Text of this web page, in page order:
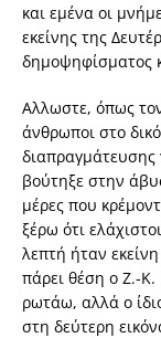
και εμένα οι
εκείνης της
δημοψηφίσματος
Αλλωστε, όπως
άνθρωποι στο
διαπραγμάτευσης
βούτηξε στην
μέρες που
ξέρω ότι
λεπτή ήταν
πάρει θέση ο Ζ.-Κ.
ρωτάω, αλλά ο
στη δεύτερη